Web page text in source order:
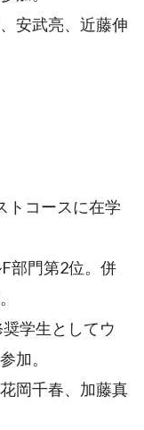
安武亮、近藤伸
トコースに在学
部門第2位。併
学生としてウ
加。
岡千春、加藤真